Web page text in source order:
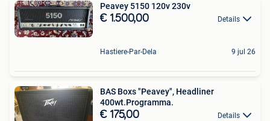
Peavey 5150 120v 230v
€ 1.500,00 Details
Hastiere-Par-Dela 9 jul 26
BAS Boxs "Peavey", Headliner
400wt.Programma.
€ 175,00 Details